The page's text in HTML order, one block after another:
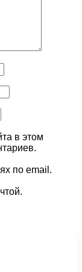
в этом
по email.